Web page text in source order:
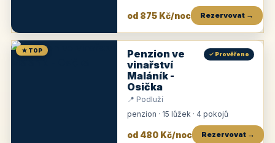
od 875 Kč/noc Rezervovat →
★ TOP
Penzion ve
vinařství
Maláník -
Osička
✓ Prověřeno
📍 Podluží
penzion · 15 lůžek · 4 pokojů
od 480 Kč/noc Rezervovat →